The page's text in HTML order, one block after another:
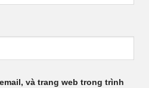
và trang web trong trình